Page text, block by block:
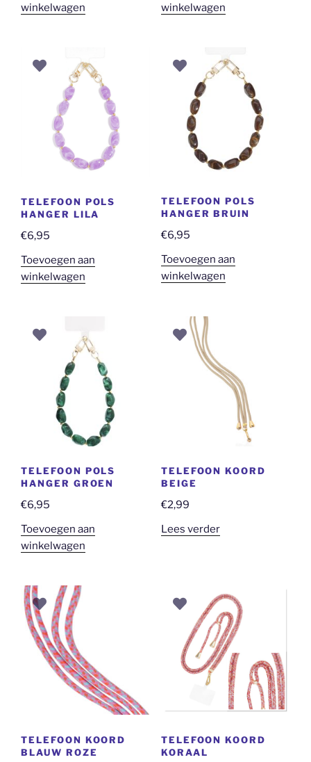
winkelwagen
winkelwagen
TELEFOON POLS
HANGER LILA
€6,95
Toevoegen aan
winkelwagen
TELEFOON POLS
HANGER BRUIN
€6,95
Toevoegen aan
winkelwagen
TELEFOON POLS
HANGER GROEN
€6,95
Toevoegen aan
winkelwagen
TELEFOON KOORD
BEIGE
€2,99
Lees verder
TELEFOON KOORD
BLAUW ROZE
TELEFOON KOORD
KORAAL